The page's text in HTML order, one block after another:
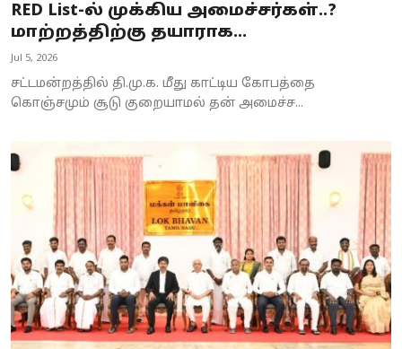
Astrology
Spirituality
Weather
RED List-ல் முக்கிய அமைச்சர்கள்..?
மாற்றத்திற்கு தயாராக...
Jul 5, 2026
சட்டமன்றத்தில் தி.மு.க. மீது காட்டிய கோபத்தை
கொஞ்சமும் சூடு குறையாமல் தன் அமைச்ச...